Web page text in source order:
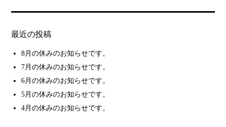
最近の投稿
8月の休みのお知らせです。
7月の休みのお知らせです。
6月の休みのお知らせです。
5月の休みのお知らせです。
4月の休みのお知らせです。